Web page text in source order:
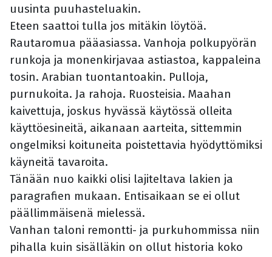
uusinta puuhasteluakin.
Eteen saattoi tulla jos mitäkin löytöä.
Rautaromua pääasiassa. Vanhoja polkupyörän
runkoja ja monenkirjavaa astiastoa, kappaleina
tosin. Arabian tuontantoakin. Pulloja,
purnukoita. Ja rahoja. Ruosteisia. Maahan
kaivettuja, joskus hyvässä käytössä olleita
käyttöesineitä, aikanaan aarteita, sittemmin
ongelmiksi koituneita poistettavia hyödyttömiksi
käyneitä tavaroita.
Tänään nuo kaikki olisi lajiteltava lakien ja
paragrafien mukaan. Entisaikaan se ei ollut
päällimmäisenä mielessä.
Vanhan taloni remontti- ja purkuhommissa niin
pihalla kuin sisälläkin on ollut historia koko